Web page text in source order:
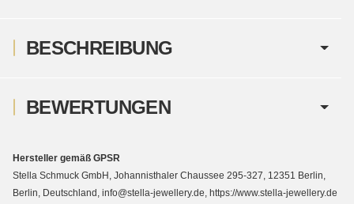
BESCHREIBUNG
BEWERTUNGEN
Hersteller gemäß GPSR
Stella Schmuck GmbH, Johannisthaler Chaussee 295-327, 12351 Berlin,
Berlin, Deutschland, info@stella-jewellery.de, https://www.stella-jewellery.de